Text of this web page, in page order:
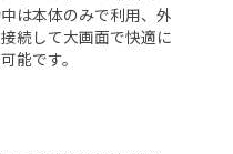
は本体のみで利用、外
続して大画面で快適に
能です。